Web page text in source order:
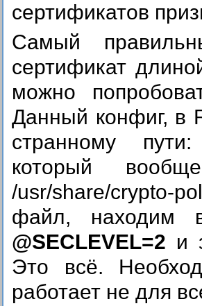
сертификатов
Самый
сертификат
можно
Данный конфиг, в
странному пути:
который
/usr/share/crypto-
файл, находим
@SECLEVEL=2 и
Это всё.
работает не для